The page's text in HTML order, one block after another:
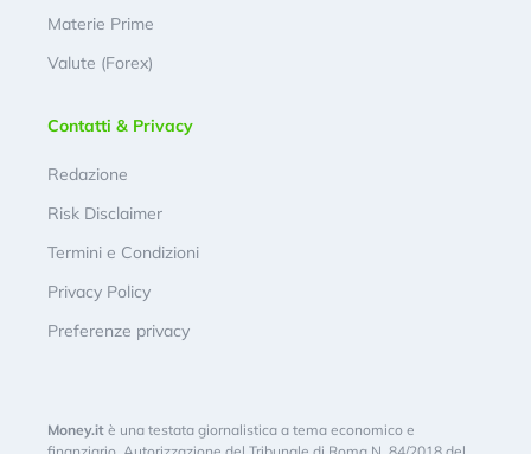
Materie Prime
Valute (Forex)
Contatti & Privacy
Redazione
Risk Disclaimer
Termini e Condizioni
Privacy Policy
Preferenze privacy
Money.it è una testata giornalistica a tema economico e